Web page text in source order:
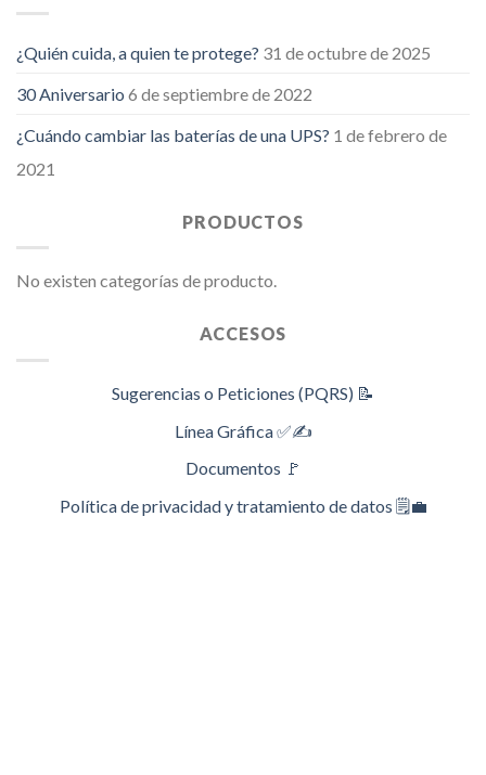
¿Quién cuida, a quien te protege? 31 de octubre de 2025
30 Aniversario 6 de septiembre de 2022
¿Cuándo cambiar las baterías de una UPS? 1 de febrero de
2021
PRODUCTOS
No existen categorías de producto.
ACCESOS
Sugerencias o Peticiones (PQRS) 📝
Línea Gráfica ✅✍️
Documentos 🚩
Política de privacidad y tratamiento de datos 🗒️💼